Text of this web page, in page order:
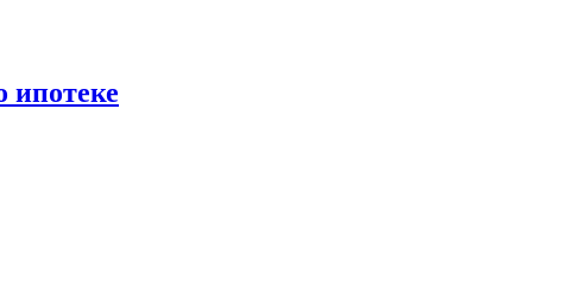
ипотеке